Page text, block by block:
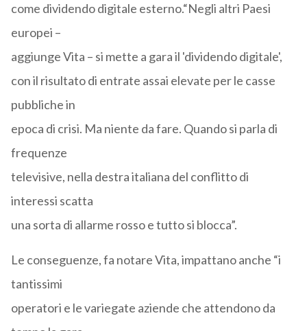
come dividendo digitale esterno.“Negli altri Paesi
europei –
aggiunge Vita – si mette a gara il 'dividendo digitale',
con il risultato di entrate assai elevate per le casse
pubbliche in
epoca di crisi. Ma niente da fare. Quando si parla di
frequenze
televisive, nella destra italiana del conflitto di
interessi scatta
una sorta di allarme rosso e tutto si blocca”.
Le conseguenze, fa notare Vita, impattano anche “i
tantissimi
operatori e le variegate aziende che attendono da